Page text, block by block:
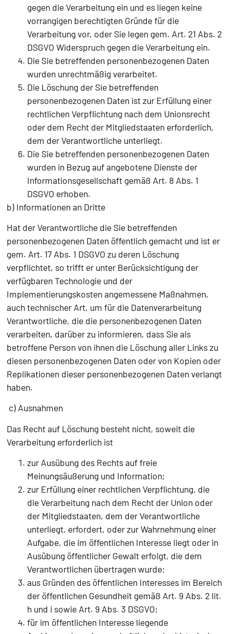
gegen die Verarbeitung ein und es liegen keine
vorrangigen berechtigten Gründe für die
Verarbeitung vor, oder Sie legen gem. Art. 21 Abs. 2
DSGVO Widerspruch gegen die Verarbeitung ein.
Die Sie betreffenden personenbezogenen Daten
wurden unrechtmäßig verarbeitet.
Die Löschung der Sie betreffenden
personenbezogenen Daten ist zur Erfüllung einer
rechtlichen Verpflichtung nach dem Unionsrecht
oder dem Recht der Mitgliedstaaten erforderlich,
dem der Verantwortliche unterliegt.
Die Sie betreffenden personenbezogenen Daten
wurden in Bezug auf angebotene Dienste der
Informationsgesellschaft gemäß Art. 8 Abs. 1
DSGVO erhoben.
b) Informationen an Dritte
Hat der Verantwortliche die Sie betreffenden
personenbezogenen Daten öffentlich gemacht und ist er
gem. Art. 17 Abs. 1 DSGVO zu deren Löschung
verpflichtet, so trifft er unter Berücksichtigung der
verfügbaren Technologie und der
Implementierungskosten angemessene Maßnahmen,
auch technischer Art, um für die Datenverarbeitung
Verantwortliche, die die personenbezogenen Daten
verarbeiten, darüber zu informieren, dass Sie als
betroffene Person von ihnen die Löschung aller Links zu
diesen personenbezogenen Daten oder von Kopien oder
Replikationen dieser personenbezogenen Daten verlangt
haben.
c) Ausnahmen
Das Recht auf Löschung besteht nicht, soweit die
Verarbeitung erforderlich ist
zur Ausübung des Rechts auf freie
Meinungsäußerung und Information;
zur Erfüllung einer rechtlichen Verpflichtung, die
die Verarbeitung nach dem Recht der Union oder
der Mitgliedstaaten, dem der Verantwortliche
unterliegt, erfordert, oder zur Wahrnehmung einer
Aufgabe, die im öffentlichen Interesse liegt oder in
Ausübung öffentlicher Gewalt erfolgt, die dem
Verantwortlichen übertragen wurde;
aus Gründen des öffentlichen Interesses im Bereich
der öffentlichen Gesundheit gemäß Art. 9 Abs. 2 lit.
h und i sowie Art. 9 Abs. 3 DSGVO;
für im öffentlichen Interesse liegende